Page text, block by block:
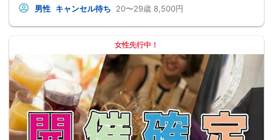
男性 キャンセル待ち 20〜29歳 8,500円
女性先行中！